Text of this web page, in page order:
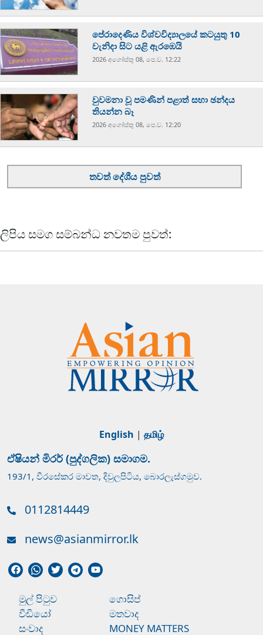
පේරාදෙණිය විශ්වවිද්‍යාලයේ කටයුතු 10
වැනිදා සිට යළි ඇරඹෙයි
2026 අගෝස්‍තු 08, පෙ.ව. 12:22
වුවමනා වූ පමණින් පළාත් සභා ඡන්දය
තියන්න බෑ
2026 අගෝස්‍තු 08, පෙ.ව. 12:20
තවත් දේශීය පුවත්
ලිපිය සමග සම්බන්ධ නවතම පුවත්:
English | தமிழ்
ඒෂියන් මිරර් (පුද්ගලික) සමාගම.
193/1, වීරසේකර මාවත, දිවුලපිටිය, බොරලැස්ගමුව.
0112814449
news@asianmirror.lk
මුල් පිටුව
ගොසිප්
වීඩියෝ
මතවාද
සංවාද
MONEY MATTERS